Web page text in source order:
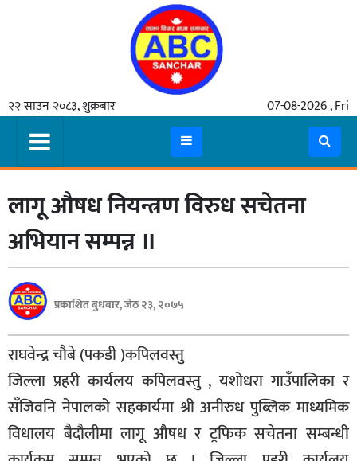
२२ साउन २०८३, शुक्रबार 07-08-2026 , Fri
समाचार
मुख्य
समाचार
कुटनीती
अर्थ
रसरङ्ग
यौन/
स्वास्थ्य
भिडियो
बिशेष
भिडियो
पत्रपत्रिका
लागू औषध नियन्त्रण विरुध सचेतना
अभियान सम्पन्न ॥
प्रकाशित बुधबार, जेठ २३, २०७५
राघवेन्द्र चौबे (पकडी )कपिलवस्तु
जिल्ला प्रहरी कार्यलय कपिलवस्तु , यशोधरा गाउँपालिका र
सँजिवनि नेपालको सहकार्यमा श्री अनीरुध पुब्लिक माध्यमिक
विधालय बैदौलीमा लागू औषध र ट्रफिक सचेतना सम्बन्धी